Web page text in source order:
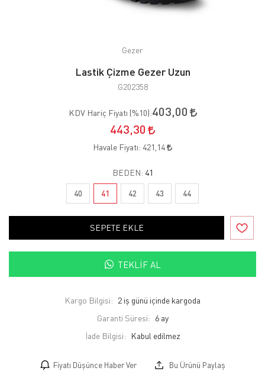
Gezer
Lastik Çizme Gezer Uzun
G202358
KDV Hariç Fiyatı (%10):403,00
443,30
Havale Fiyatı: 421,14
BEDEN: 41
40 41 42 43 44
SEPETE EKLE
TEKLIF AL
Kargo Bilgisi: 2 iş günü içinde kargoda
Garanti Süresi: 6 ay
İade Bilgisi:
Fiyatı Düşünce Haber Ver Bu Ürünü Paylaş